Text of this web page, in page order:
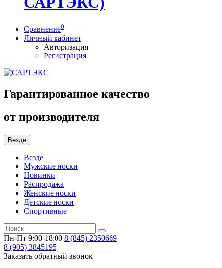
Сравнение0
Личный кабинет
Авторизация
Регистрация
Гарантированное качество
от производителя
Везде
Везде
Мужские носки
Новинки
Распродажа
Женские носки
Детские носки
Спортивные
Пн-Пт 9:00-18:00 8 (845) 2350669
8 (905) 3845195
Заказать обратный звонок